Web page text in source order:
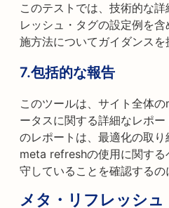
このテストでは、技術的な
レッシュ・タグの設定例を
施方法についてガイダンスを
7.包括的な報告
このツールは、サイト全体
ータスに関する詳細なレポ
のレポートは、最適化の取
meta refreshの使用に関する
守していることを確認するの
メタ・リフレッシ